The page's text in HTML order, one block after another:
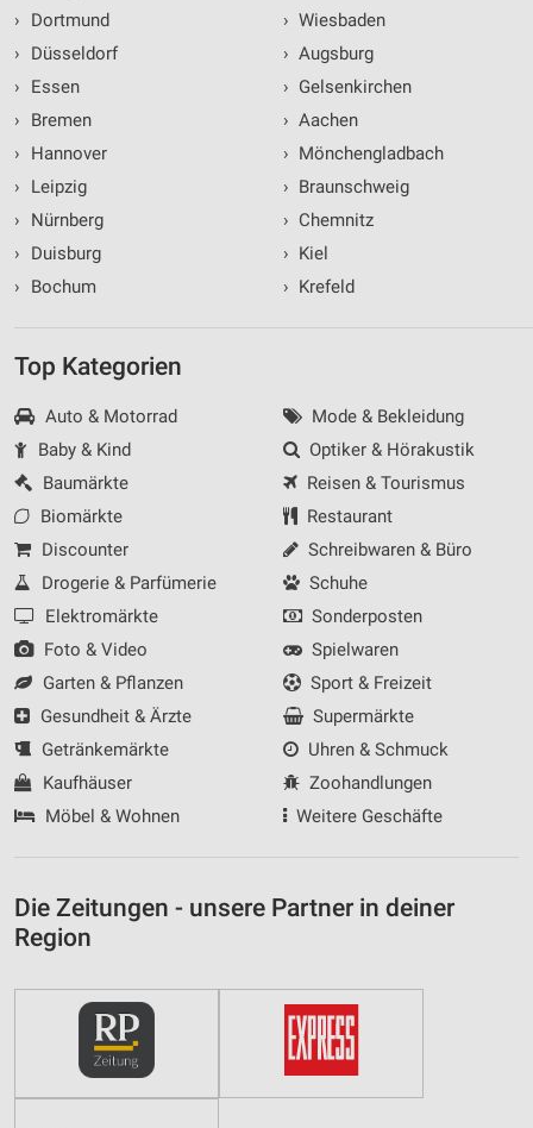
›
Dortmund
›
Düsseldorf
›
Essen
›
Bremen
›
Hannover
›
Leipzig
›
Nürnberg
›
Duisburg
›
Bochum
› Wiesbaden
› Augsburg
› Gelsenkirchen
› Aachen
› Mönchengladbach
› Braunschweig
› Chemnitz
› Kiel
› Krefeld
Top Kategorien
Auto & Motorrad
Baby & Kind
Baumärkte
Biomärkte
Discounter
Drogerie & Parfümerie
Elektromärkte
Foto & Video
Garten & Pflanzen
Gesundheit & Ärzte
Getränkemärkte
Kaufhäuser
Möbel & Wohnen
Mode & Bekleidung
Optiker & Hörakustik
Reisen & Tourismus
Restaurant
Schreibwaren & Büro
Schuhe
Sonderposten
Spielwaren
Sport & Freizeit
Supermärkte
Uhren & Schmuck
Zoohandlungen
Weitere Geschäfte
Die Zeitungen - unsere Partner in deiner
Region